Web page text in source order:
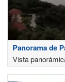
Panorama de
Vista